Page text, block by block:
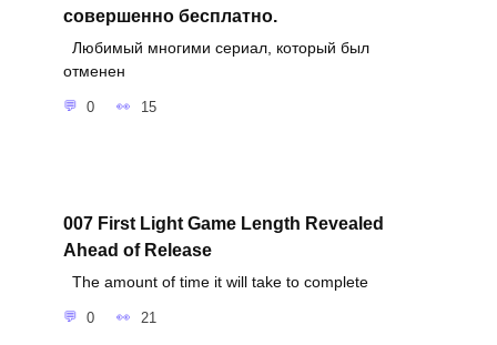
совершенно бесплатно.
Любимый многими сериал, который был
отменен
0 15
007 First Light Game Length Revealed
Ahead of Release
The amount of time it will take to complete
0 21